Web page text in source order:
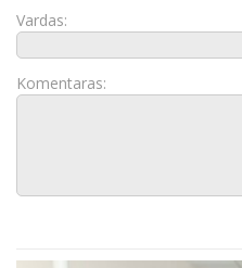
Vardas:
Komentaras: